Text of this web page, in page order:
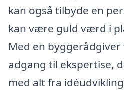
kan også tilbyde en
kan være guld værd i
Med en byggerådgiver
adgang til ekspertise,
med alt fra